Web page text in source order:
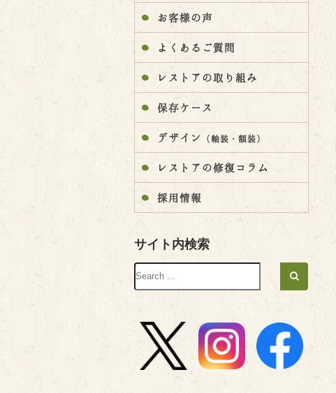
お客様の声
よくあるご質問
レストアの取り組み
保存ケース
デザイン （軸装・額装）
レストアの修復コラム
採用情報
サイト内検索